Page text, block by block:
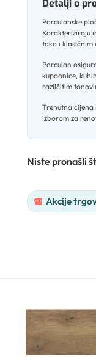
Detalji o
Porculanske
Karakteriziraju
tako i klasičnim
Porculan
kupaonice,
različitim
Trenutna cijena
izborom za
Niste pronašli
Akcije